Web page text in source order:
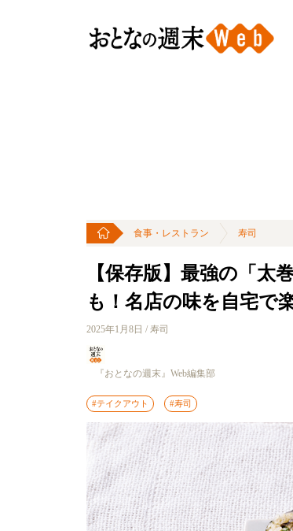
食事・レストラン 寿司
【保存版】最強の「
も！名店の味を自宅で
2025年1月8日 / 寿司
『おとなの週末』Web編集部
#テイクアウト #寿司